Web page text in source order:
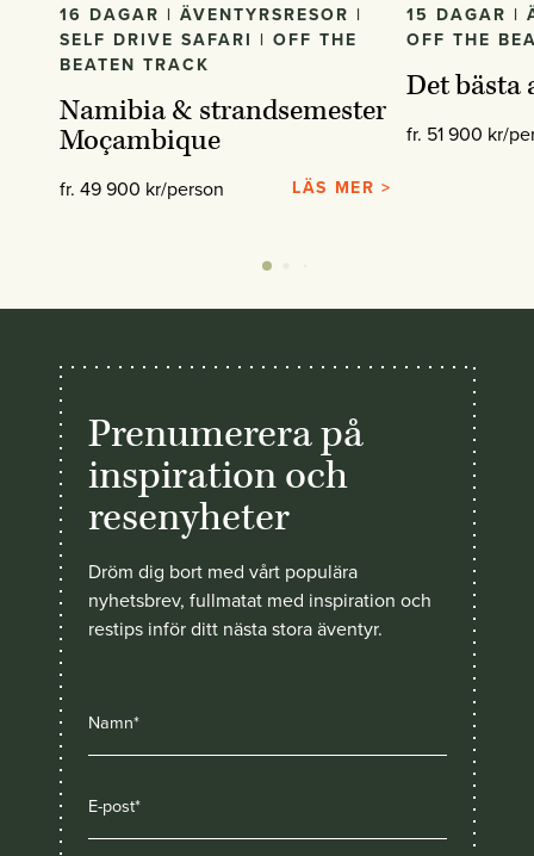
16 DAGAR | ÄVENTYRSRESOR |
SELF DRIVE SAFARI | OFF THE
BEATEN TRACK
Namibia & strandsemester
Moçambique
fr. 49 900 kr/person LÄS MER >
15 DAGAR |
OFF THE
Det bästa
fr. 51 900 kr/
Prenumerera på
inspiration och
resenyheter
Dröm dig bort med vårt populära
nyhetsbrev, fullmatat med inspiration och
restips inför ditt nästa stora äventyr.